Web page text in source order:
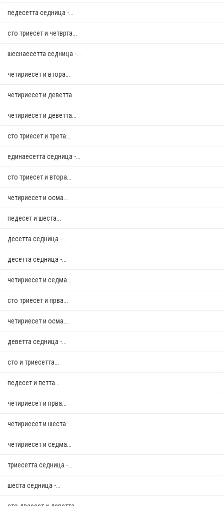
педесетта седница -...
сто триесет и четврта...
шеснаесетта седница -...
четириесет и втора...
четириесет и деветта...
четириесет и деветта...
сто триесет и трета...
единаесетта седница -...
сто триесет и втора...
четириесет и осма...
педесет и шеста...
десетта седница -...
десетта седница -...
четириесет и седма...
сто триесет и прва...
четириесет и осма...
деветта седница -...
сто и триесетта...
педесет и петта...
четириесет и прва...
четириесет и шеста...
четириесет и седма...
триесетта седница -...
шеста седница -...